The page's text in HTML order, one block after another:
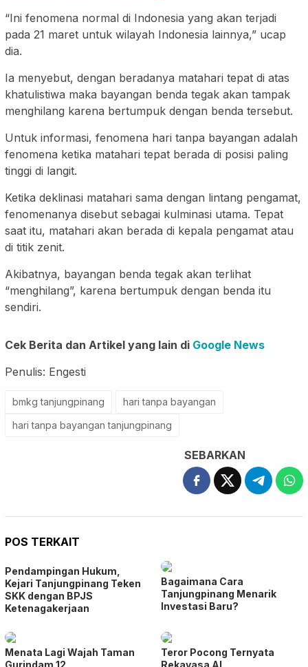
“Ini fenomena normal di Indonesia yang akan terjadi
pada 21 maret untuk wilayah Indonesia lainnya,” ucap
dia.
Ia menyebut, dengan beradanya matahari tepat di atas
khatulistiwa maka bayangan benda tegak akan tampak
menghilang karena bertumpuk dengan benda tersebut.
Untuk informasi, fenomena hari tanpa bayangan adalah
fenomena ketika matahari tepat berada di posisi paling
tinggi di langit.
Ketika deklinasi matahari sama dengan lintang pengamat,
fenomenanya disebut sebagai kulminasi utama. Tepat
saat itu, matahari akan berada di kepala pengamat atau
di titik zenit.
Akibatnya, bayangan benda tegak akan terlihat
“menghilang”, karena bertumpuk dengan benda itu
sendiri.
Cek Berita dan Artikel yang lain di Google News
Penulis: Engesti
bmkg tanjungpinang
hari tanpa bayangan
hari tanpa bayangan tanjungpinang
SEBARKAN
POS TERKAIT
Pendampingan Hukum,
Kejari Tanjungpinang Teken
SKK dengan BPJS
Ketenagakerjaan
Bagaimana Cara
Tanjungpinang Menarik
Investasi Baru?
Menata Lagi Wajah Taman
Teror Pocong Ternyata